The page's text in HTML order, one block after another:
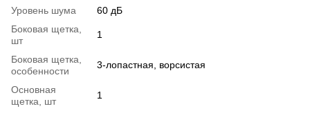
Уровень шума
60 дБ
Боковая щетка,
шт
1
Боковая щетка,
особенности
3-лопастная, ворсистая
Основная
щетка, шт
1